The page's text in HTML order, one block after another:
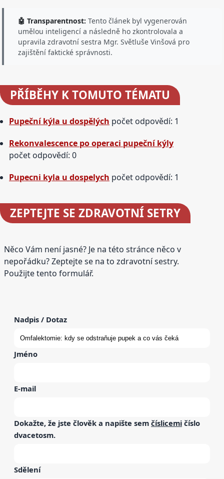
🤖 Transparentnost: Tento článek byl vygenerován
umělou inteligencí a následně ho zkontrolovala a
upravila zdravotní sestra Mgr. Světluše Vinšová pro
zajištění faktické správnosti.
PŘÍBĚHY K TOMUTO TÉMATU
Pupeční kýla u dospělých počet odpovědí: 1
Rekonvalescence po operaci pupeční kýly
počet odpovědí: 0
Pupecni kyla u dospelych počet odpovědí: 1
ZEPTEJTE SE ZDRAVOTNÍ SETRY
Něco Vám není jasné? Je na této stránce něco v
nepořádku? Zeptejte se na to zdravotní sestry.
Použijte tento formulář.
Nadpis / Dotaz
Jméno
E-mail
Dokažte, že jste člověk a napište sem číslicemi číslo
dvacetosm.
Sdělení